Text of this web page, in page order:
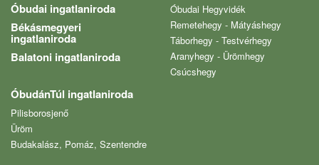
Óbudai ingatlaniroda
Békásmegyeri
ingatlaniroda
Balatoni ingatlaniroda
Óbudai Hegyvidék
Remetehegy - Mátyáshegy
Táborhegy - Testvérhegy
Aranyhegy - Ürömhegy
Csúcshegy
ÓbudánTúl ingatlaniroda
Pilisborosjenő
Üröm
Budakalász, Pomáz, Szentendre